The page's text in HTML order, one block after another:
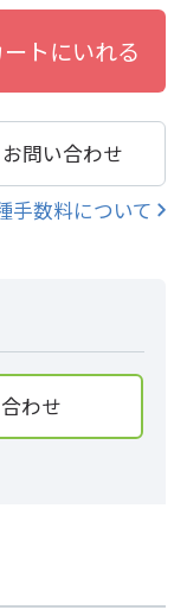
お問い合わせ
手数料について
わせ